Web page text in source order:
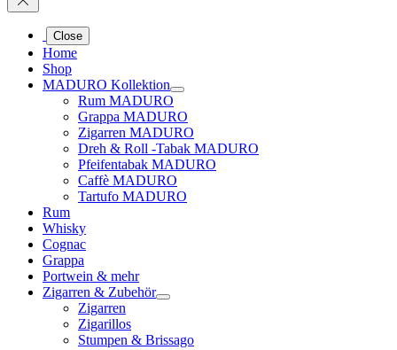
Close
Home
Shop
MADURO Kollektion
Rum MADURO
Grappa MADURO
Zigarren MADURO
Dreh & Roll -Tabak MADURO
Pfeifentabak MADURO
Caffè MADURO
Tartufo MADURO
Rum
Whisky
Cognac
Grappa
Portwein & mehr
Zigarren & Zubehör
Zigarren
Zigarillos
Stumpen & Brissago